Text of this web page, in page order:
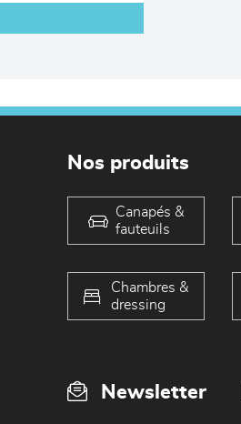
Nos produits
Canapés &
fauteuils
Chambres &
dressing
Newsletter